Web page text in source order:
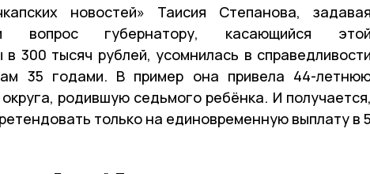
новостей» Таисия Степанова, задавая
вопрос губернатору, касающийся этой
300 тысяч рублей, усомнилась в справедливости
35 годами. В пример она привела 44-
родившую седьмого ребёнка. И получается,
только на единовременную выплату в 5